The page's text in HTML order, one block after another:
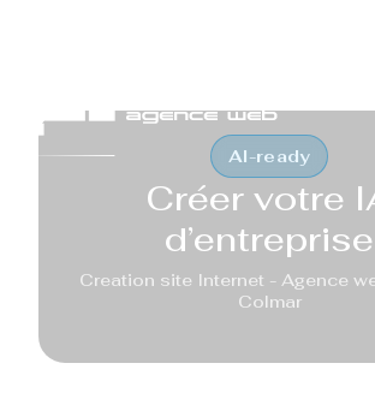
AI-ready
Créer votre
d’entreprise
Creation site Internet - Agence
Colmar